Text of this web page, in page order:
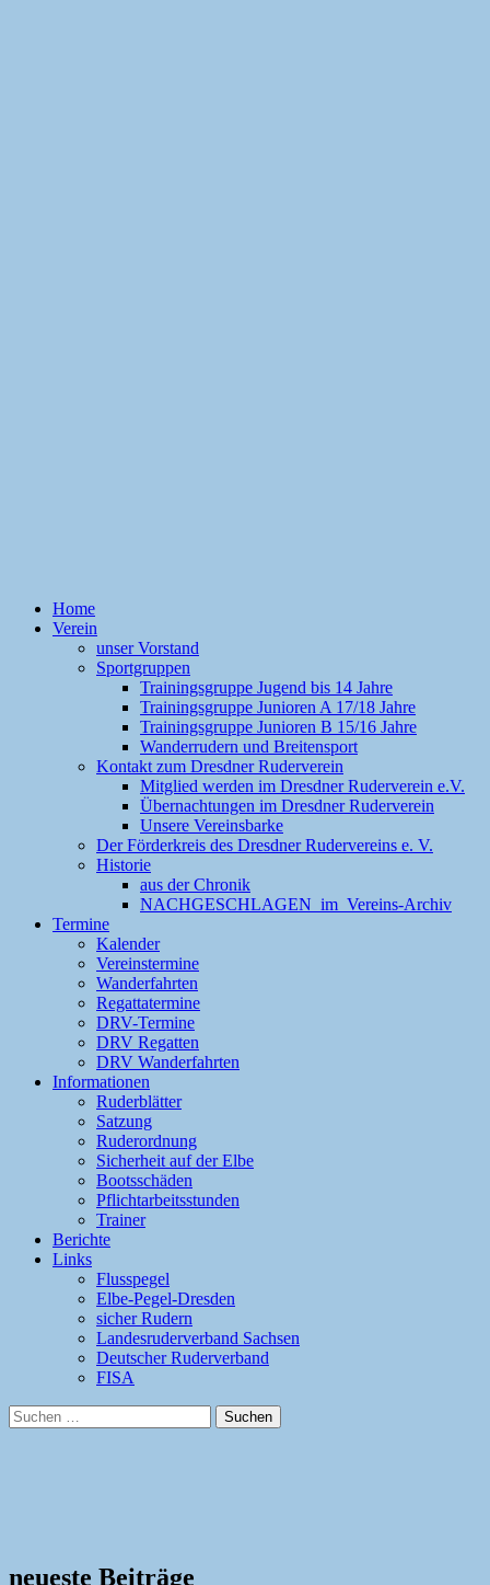
Home
Verein
unser Vorstand
Sportgruppen
Trainingsgruppe Jugend bis 14 Jahre
Trainingsgruppe Junioren A 17/18 Jahre
Trainingsgruppe Junioren B 15/16 Jahre
Wanderrudern und Breitensport
Kontakt zum Dresdner Ruderverein
Mitglied werden im Dresdner Ruderverein e.V.
Übernachtungen im Dresdner Ruderverein
Unsere Vereinsbarke
Der Förderkreis des Dresdner Rudervereins e. V.
Historie
aus der Chronik
NACHGESCHLAGEN im Vereins-Archiv
Termine
Kalender
Vereinstermine
Wanderfahrten
Regattatermine
DRV-Termine
DRV Regatten
DRV Wanderfahrten
Informationen
Ruderblätter
Satzung
Ruderordnung
Sicherheit auf der Elbe
Bootsschäden
Pflichtarbeitsstunden
Trainer
Berichte
Links
Flusspegel
Elbe-Pegel-Dresden
sicher Rudern
Landesruderverband Sachsen
Deutscher Ruderverband
FISA
Suchen
nach:
neueste Beiträge